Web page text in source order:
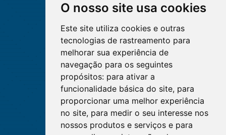
O nosso site usa cookies
Este site utiliza cookies e outras
tecnologias de rastreamento para
melhorar sua experiência de
navegação para os seguintes
propósitos: para ativar a
funcionalidade básica do site, para
proporcionar uma melhor experiência
no site, para medir o seu interesse nos
nossos produtos e serviços e para